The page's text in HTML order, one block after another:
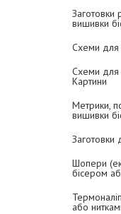
Заготовки
вишивки
Схеми для
Схеми для
Картини
Метрики,
вишивки
Заготовки
Шопери
бісером
або